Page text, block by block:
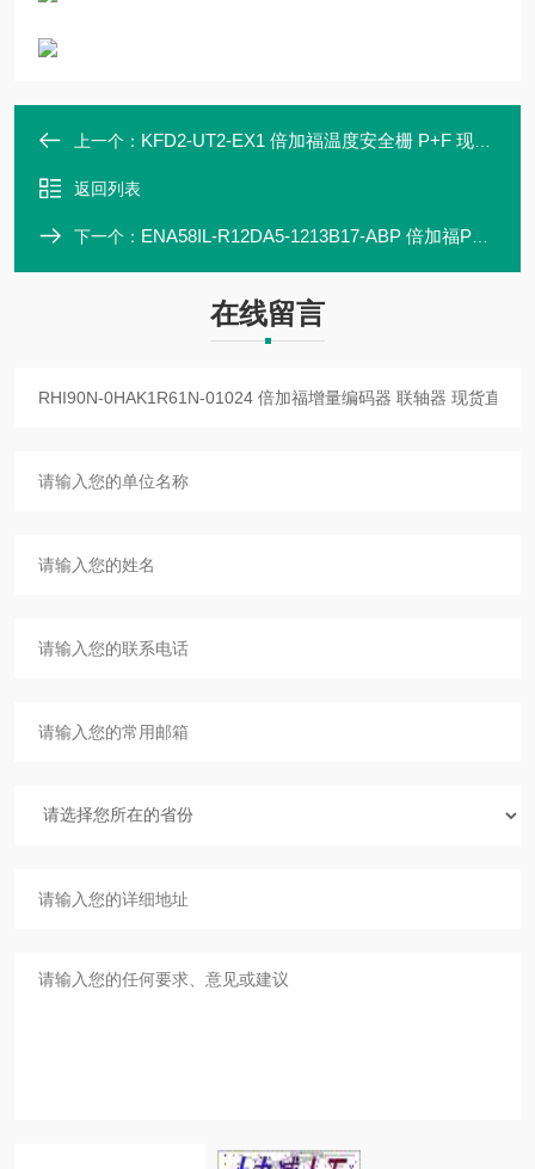
上一个： KFD2-UT2-EX1 倍加福温度安全栅 P+F 现货直发 原装
返回列表
下一个： ENA58IL-R12DA5-1213B17-ABP 倍加福P+F 编码器 联轴器 传感器
在线留言